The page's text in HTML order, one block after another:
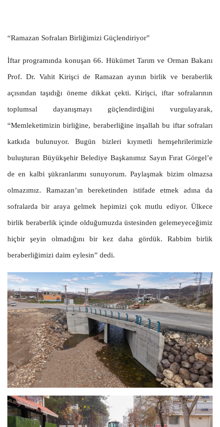
“Ramazan Sofraları Birliğimizi Güçlendiriyor”
İftar programında konuşan 66. Hükümet Tarım ve Orman Bakanı
Prof. Dr. Vahit Kirişci de Ramazan ayının birlik ve beraberlik
açısından taşıdığı öneme dikkat çekti. Kirişci, iftar sofralarının
toplumsal dayanışmayı güçlendirdiğini vurgulayarak,
“Memleketimizin birliğine, beraberliğine inşallah bu iftar sofraları
katkıda bulunuyor. Bugün bizleri kıymetli hemşehrilerimizle
buluşturan Büyükşehir Belediye Başkanımız Sayın Fırat Görgel’e
de en kalbi şükranlarımı sunuyorum. Paylaşmak bizim olmazsa
olmazımız. Ramazan’ın bereketinden istifade etmek adına da
sofralarda bir araya gelmek hepimizi çok mutlu ediyor. Ülkece
birlik beraberlik içinde olduğumuzda üstesinden gelemeyeceğimiz
hiçbir şeyin olmadığını bir kez daha gördük. Rabbim birlik
beraberliğimizi daim eylesin” dedi.